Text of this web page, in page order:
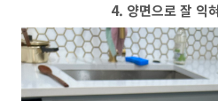
4. 양면으로 잘 익